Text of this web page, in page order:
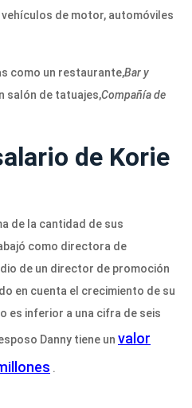
de motor, automóviles
como un restaurante,Bar y
salón de tatuajes,Compañía de
de Korie
de la cantidad de sus
como directora de
de un director de promoción
en cuenta el crecimiento de su
es inferior a una cifra de seis
Danny tiene un valor
.